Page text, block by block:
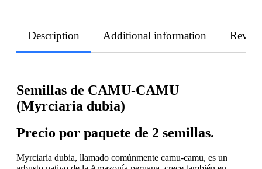
Description Additional information
Semillas de CAMU-CAMU
(Myrciaria dubia)
Precio por paquete de 2 semillas.
Myrciaria dubia, llamado comúnmente camu-camu, es un